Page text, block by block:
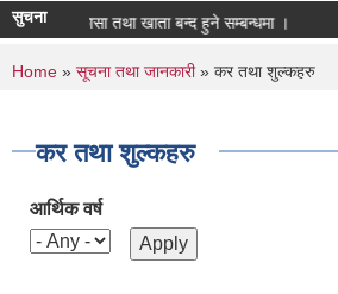
सुचना
निकासा तथा खाता बन्द हुने सम्बन्धमा ।
You are here
Home » सूचना तथा जानकारी» कर तथा शुल्कहरु
कर तथा शुल्कहरु
आर्थिक वर्ष